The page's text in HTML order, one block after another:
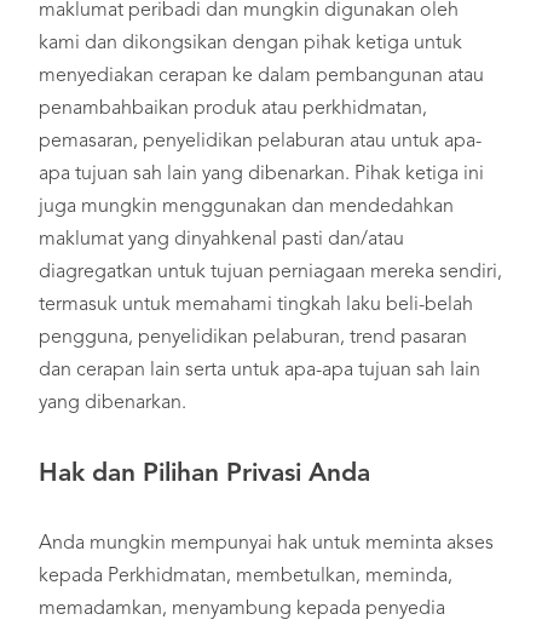
maklumat peribadi dan mungkin digunakan oleh
kami dan dikongsikan dengan pihak ketiga untuk
menyediakan cerapan ke dalam pembangunan atau
penambahbaikan produk atau perkhidmatan,
pemasaran, penyelidikan pelaburan atau untuk apa-
apa tujuan sah lain yang dibenarkan. Pihak ketiga ini
juga mungkin menggunakan dan mendedahkan
maklumat yang dinyahkenal pasti dan/atau
diagregatkan untuk tujuan perniagaan mereka sendiri,
termasuk untuk memahami tingkah laku beli-belah
pengguna, penyelidikan pelaburan, trend pasaran
dan cerapan lain serta untuk apa-apa tujuan sah lain
yang dibenarkan.
Hak dan Pilihan Privasi Anda
Anda mungkin mempunyai hak untuk meminta akses
kepada Perkhidmatan, membetulkan, meminda,
memadamkan, menyambung kepada penyedia